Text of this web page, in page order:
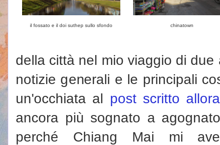
il fossato e il doi suthep sullo sfondo chinatown
della città nel mio viaggio di
notizie generali e le principali
un'occhiata al post scritto allora
ancora più sognato a
perché Chiang Mai mi